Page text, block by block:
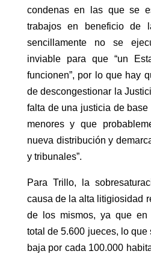
condenas en las que se
trabajos en beneficio de
sencillamente no se
inviable para que “un
funcionen”, por lo que hay
de descongestionar la
falta de una justicia de
menores y que
nueva distribución y
y tribunales”.
Para Trillo, la
causa de la alta litigiosidad
de los mismos, ya que en
total de 5.600 jueces, lo
baja por cada 100.000